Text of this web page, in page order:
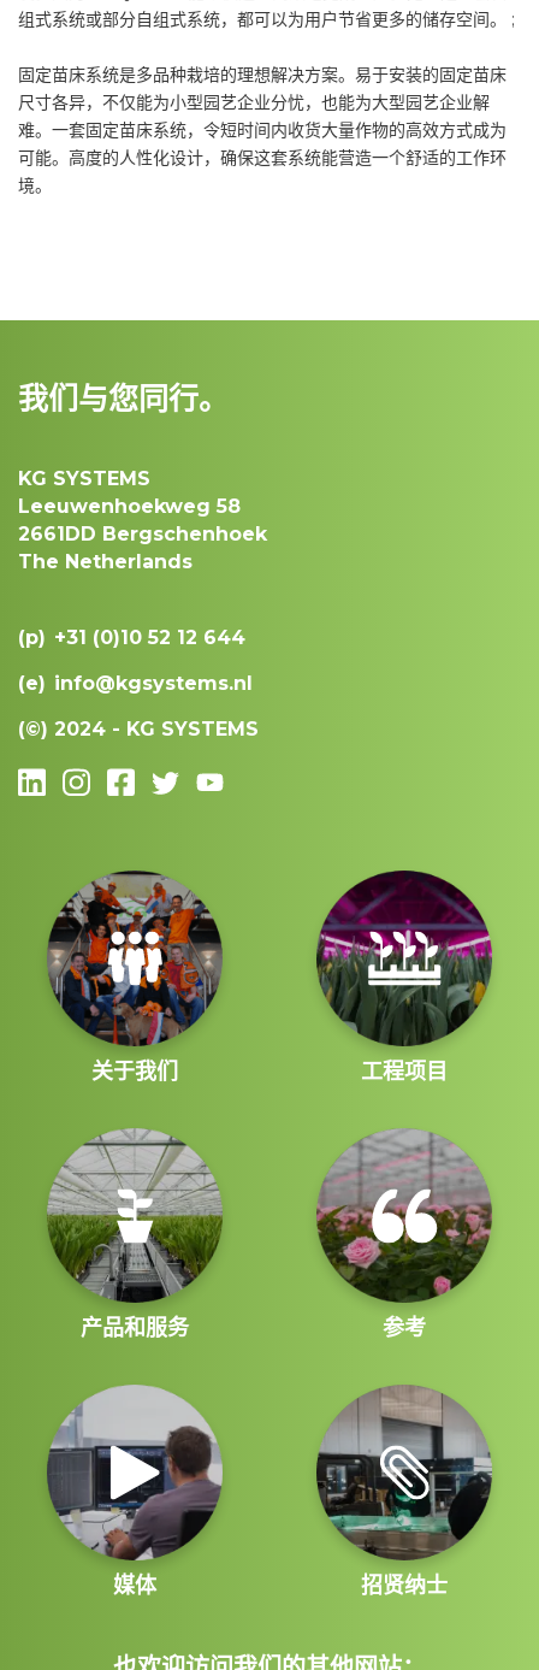
组式系统或部分自组式系统，都可以为用户节省更多的储存空间。 ;
固定苗床系统是多品种栽培的理想解决方案。易于安装的固定苗床
尺寸各异，不仅能为小型园艺企业分忧，也能为大型园艺企业解
难。一套固定苗床系统，令短时间内收货大量作物的高效方式成为
可能。高度的人性化设计，确保这套系统能营造一个舒适的工作环
境。
我们与您同行。
KG SYSTEMS
Leeuwenhoekweg 58
2661DD Bergschenhoek
The Netherlands
(p) +31 (0)10 52 12 644
(e) info@kgsystems.nl
(©) 2024 - KG SYSTEMS
关于我们 工程项目
产品和服务 参考
媒体 招贤纳士